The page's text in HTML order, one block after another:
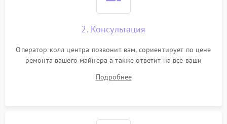
2. Консультация
Оператор колл центра позвонит вам, сориентирует по цене
ремонта вашего майнера а также ответит на все ваши
Подробнее